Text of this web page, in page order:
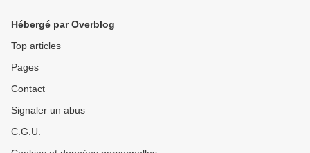
Hébergé par Overblog
Top articles
Pages
Contact
Signaler un abus
C.G.U.